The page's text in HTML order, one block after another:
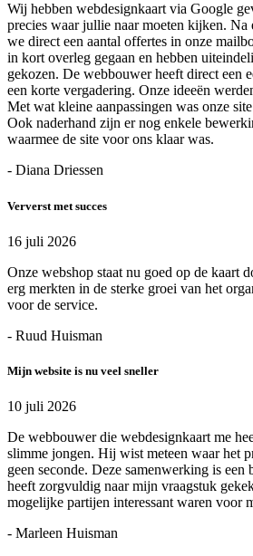
Wij hebben webdesignkaart via Google
precies waar jullie naar moeten kijken. Na
we direct een aantal offertes in onze
in kort overleg gegaan en hebben
gekozen. De webbouwer heeft direct een
een korte vergadering. Onze ideeën
Met wat kleine aanpassingen was onze
Ook naderhand zijn er nog enkele
waarmee de site voor ons klaar was.
- Diana Driessen
Ververst met succes
16 juli 2026
Onze webshop staat nu goed op de kaart
erg merkten in de sterke groei van het
voor de service.
- Ruud Huisman
Mijn website is nu veel sneller
10 juli 2026
De webbouwer die webdesignkaart me
slimme jongen. Hij wist meteen waar het
geen seconde. Deze samenwerking is een
heeft zorgvuldig naar mijn vraagstuk
mogelijke partijen interessant waren voor
- Marleen Huisman